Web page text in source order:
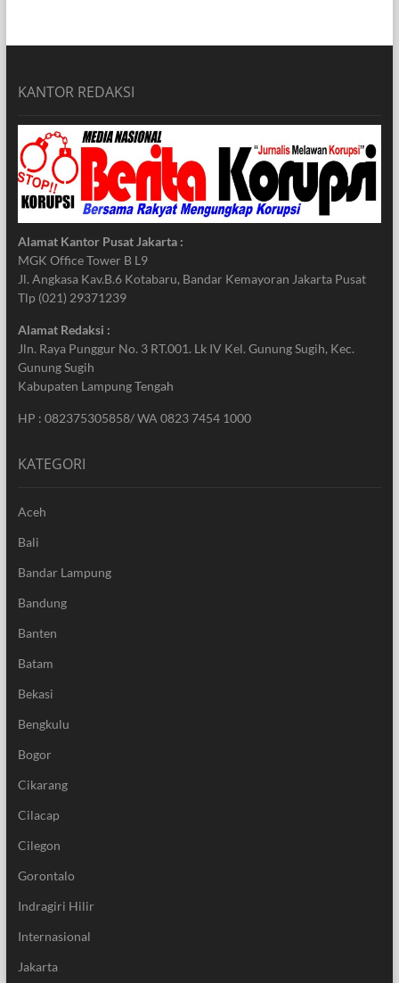
KANTOR REDAKSI
Alamat Kantor Pusat Jakarta :
MGK Office Tower B L9
Jl. Angkasa Kav.B.6 Kotabaru, Bandar Kemayoran Jakarta Pusat
Tlp (021) 29371239
Alamat Redaksi :
Jln. Raya Punggur No. 3 RT.001. Lk IV Kel. Gunung Sugih, Kec.
Gunung Sugih
Kabupaten Lampung Tengah
HP : 082375305858/ WA 0823 7454 1000
KATEGORI
Aceh
Bali
Bandar Lampung
Bandung
Banten
Batam
Bekasi
Bengkulu
Bogor
Cikarang
Cilacap
Cilegon
Gorontalo
Indragiri Hilir
Internasional
Jakarta